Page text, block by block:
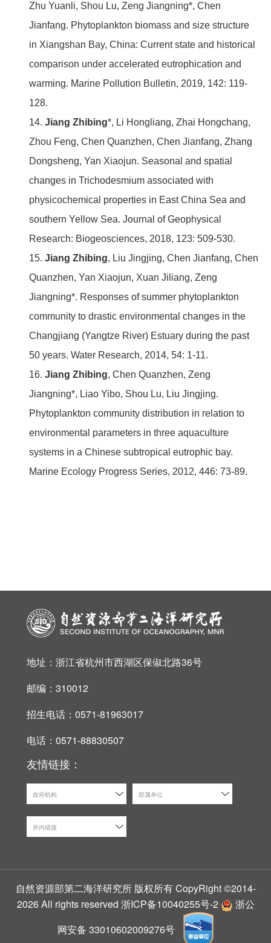
Zhu Yuanli, Shou Lu, Zeng Jiangning*, Chen
Jianfang. Phytoplankton biomass and size structure
in Xiangshan Bay, China: Current state and historical
comparison under accelerated eutrophication and
warming. Marine Pollution Bulletin, 2019, 142: 119-
128.
14. Jiang Zhibing*, Li Hongliang, Zhai Hongchang,
Zhou Feng, Chen Quanzhen, Chen Jianfang, Zhang
Dongsheng, Yan Xiaojun. Seasonal and spatial
changes in Trichodesmium associated with
physicochemical properties in East China Sea and
southern Yellow Sea. Journal of Geophysical
Research: Biogeosciences, 2018, 123: 509-530.
15. Jiang Zhibing, Liu Jingjing, Chen Jianfang, Chen
Quanzhen, Yan Xiaojun, Xuan Jiliang, Zeng
Jiangning*. Responses of summer phytoplankton
community to drastic environmental changes in the
Changjiang (Yangtze River) Estuary during the past
50 years. Water Research, 2014, 54: 1-11.
16. Jiang Zhibing, Chen Quanzhen, Zeng
Jiangning*, Liao Yibo, Shou Lu, Liu Jingjing.
Phytoplankton community distribution in relation to
environmental parameters in three aquaculture
systems in a Chinese subtropical eutrophic bay.
Marine Ecology Progress Series, 2012, 446: 73-89.
地址：浙江省杭州市西湖区保俶北路36号
邮编：310012
招生电话：0571-81963017
电话：0571-88830507
友情链接：
政府机构 部属单位
所内链接
自然资源部第二海洋研究所 版权所有 CopyRight ©2014-
2026 All rights reserved 浙ICP备10040255号-2
浙公
网安备 33010602009276号